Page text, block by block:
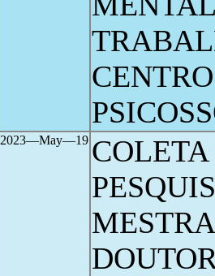
2023―May―19